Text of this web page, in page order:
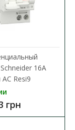
16А
Resi9
грн